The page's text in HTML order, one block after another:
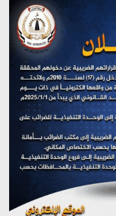
جرائم تحالف العدوان